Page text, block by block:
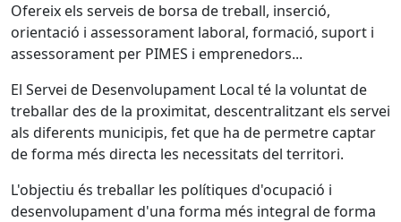
Ofereix els serveis de borsa de treball, inserció,
orientació i assessorament laboral, formació, suport i
assessorament per PIMES i emprenedors...
El Servei de Desenvolupament Local té la voluntat de
treballar des de la proximitat, descentralitzant els servei
als diferents municipis, fet que ha de permetre captar
de forma més directa les necessitats del territori.
L'objectiu és treballar les polítiques d'ocupació i
desenvolupament d'una forma més integral de forma